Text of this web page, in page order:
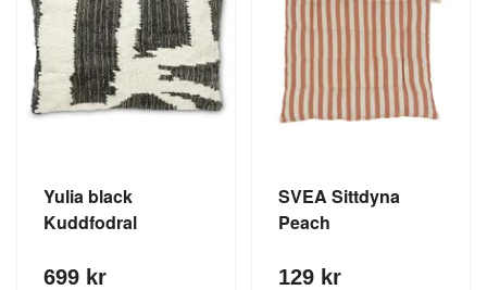
Yulia black
Kuddfodral
699 kr
SVEA Sittdyna
Peach
129 kr